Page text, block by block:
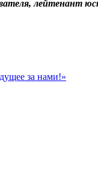
лейтенант
за нами!»